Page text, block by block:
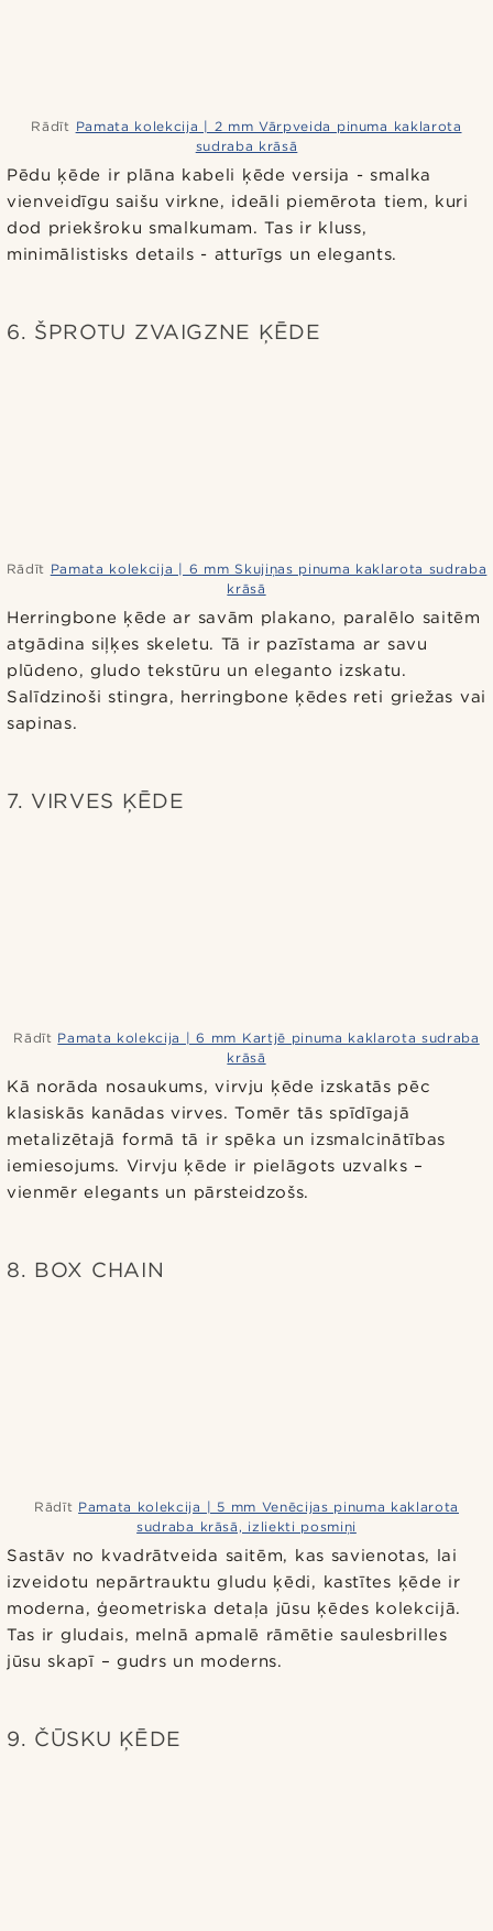
Rādīt Pamata kolekcija | 2 mm Vārpveida pinuma kaklarota
sudraba krāsā
Pēdu ķēde ir plāna kabeli ķēde versija - smalka
vienveidīgu saišu virkne, ideāli piemērota tiem, kuri
dod priekšroku smalkumam. Tas ir kluss,
minimālistisks details - atturīgs un elegants.
6. ŠPROTU ZVAIGZNE ĶĒDE
Rādīt Pamata kolekcija | 6 mm Skujiņas pinuma kaklarota sudraba
krāsā
Herringbone ķēde ar savām plakano, paralēlo saitēm
atgādina siļķes skeletu. Tā ir pazīstama ar savu
plūdeno, gludo tekstūru un eleganto izskatu.
Salīdzinoši stingra, herringbone ķēdes reti griežas vai
sapinas.
7. VIRVES ĶĒDE
Rādīt Pamata kolekcija | 6 mm Kartjē pinuma kaklarota sudraba
krāsā
Kā norāda nosaukums, virvju ķēde izskatās pēc
klasiskās kanādas virves. Tomēr tās spīdīgajā
metalizētajā formā tā ir spēka un izsmalcinātības
iemiesojums. Virvju ķēde ir pielāgots uzvalks –
vienmēr elegants un pārsteidzošs.
8. BOX CHAIN
Rādīt Pamata kolekcija | 5 mm Venēcijas pinuma kaklarota
sudraba krāsā, izliekti posmiņi
Sastāv no kvadrātveida saitēm, kas savienotas, lai
izveidotu nepārtrauktu gludu ķēdi, kastītes ķēde ir
moderna, ģeometriska detaļa jūsu ķēdes kolekcijā.
Tas ir gludais, melnā apmalē rāmētie saulesbrilles
jūsu skapī – gudrs un moderns.
9. ČŪSKU ĶĒDE